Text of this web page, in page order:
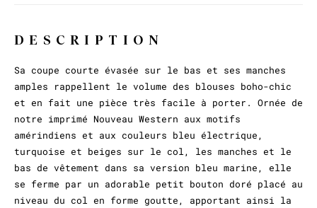
DESCRIPTION
Sa coupe courte évasée sur le bas et ses manches
amples rappellent le volume des blouses boho-chic
et en fait une pièce très facile à porter. Ornée de
notre imprimé Nouveau Western aux motifs
amérindiens et aux couleurs bleu électrique,
turquoise et beiges sur le col, les manches et le
bas de vêtement dans sa version bleu marine, elle
se ferme par un adorable petit bouton doré placé au
niveau du col en forme goutte, apportant ainsi la